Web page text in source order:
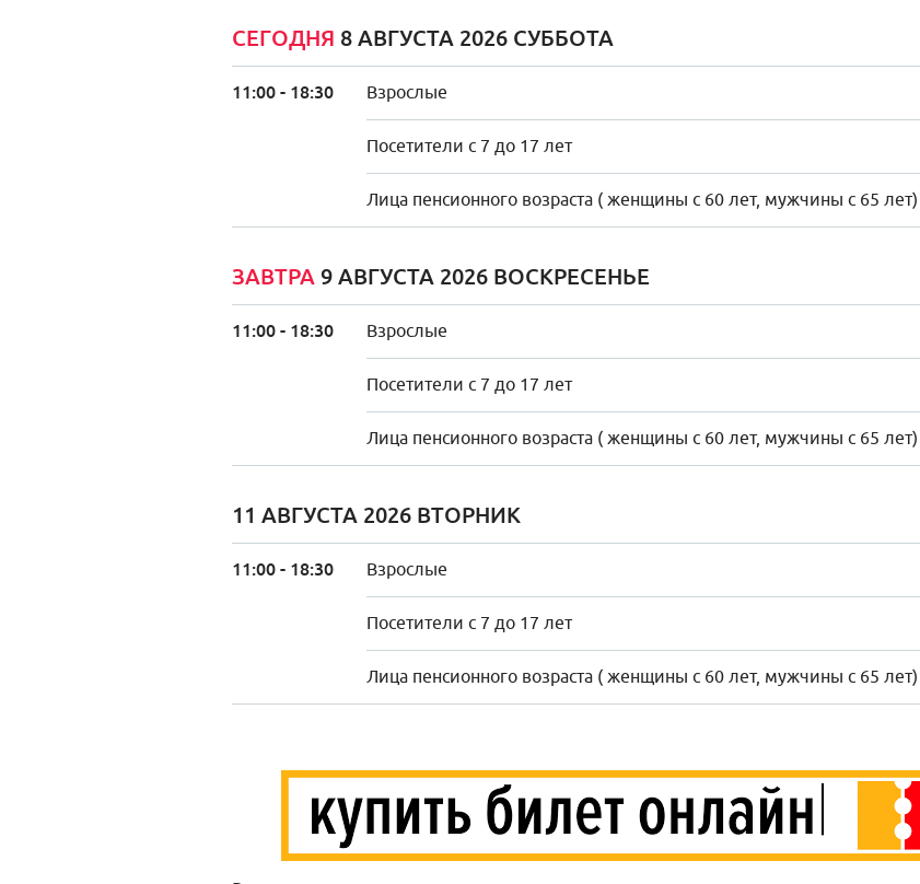
СЕГОДНЯ 8 АВГУСТА 2026 СУББОТА
11:00 - 18:30 Взрослые
Посетители с 7 до 17 лет
Лица пенсионного возраста ( женщины с 60 лет, мужчины с 65 лет)
ЗАВТРА 9 АВГУСТА 2026 ВОСКРЕСЕНЬЕ
11:00 - 18:30 Взрослые
Посетители с 7 до 17 лет
Лица пенсионного возраста ( женщины с 60 лет, мужчины с 65 лет)
11 АВГУСТА 2026 ВТОРНИК
11:00 - 18:30 Взрослые
Посетители с 7 до 17 лет
Лица пенсионного возраста ( женщины с 60 лет, мужчины с 65 лет)